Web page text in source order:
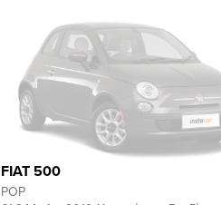
FIAT 500
POP